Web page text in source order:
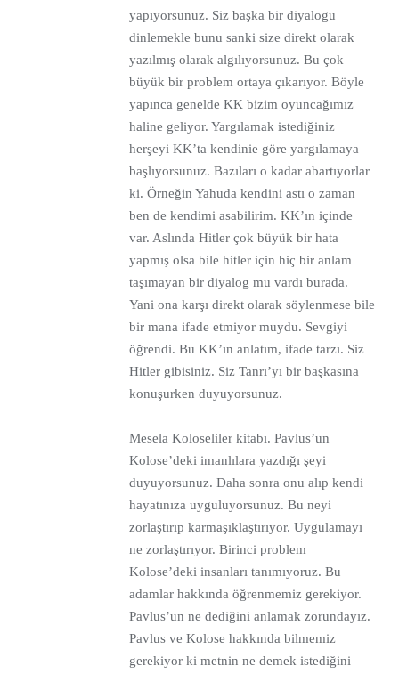
yapıyorsunuz. Siz başka bir diyalogu
dinlemekle bunu sanki size direkt olarak
yazılmış olarak algılıyorsunuz. Bu çok
büyük bir problem ortaya çıkarıyor. Böyle
yapınca genelde KK bizim oyuncağımız
haline geliyor. Yargılamak istediğiniz
herşeyi KK’ta kendinie göre yargılamaya
başlıyorsunuz. Bazıları o kadar abartıyorlar
ki. Örneğin Yahuda kendini astı o zaman
ben de kendimi asabilirim. KK’ın içinde
var. Aslında Hitler çok büyük bir hata
yapmış olsa bile hitler için hiç bir anlam
taşımayan bir diyalog mu vardı burada.
Yani ona karşı direkt olarak söylenmese bile
bir mana ifade etmiyor muydu. Sevgiyi
öğrendi. Bu KK’ın anlatım, ifade tarzı. Siz
Hitler gibisiniz. Siz Tanrı’yı bir başkasına
konuşurken duyuyorsunuz.
Mesela Koloseliler kitabı. Pavlus’un
Kolose’deki imanlılara yazdığı şeyi
duyuyorsunuz. Daha sonra onu alıp kendi
hayatınıza uyguluyorsunuz. Bu neyi
zorlaştırıp karmaşıklaştırıyor. Uygulamayı
ne zorlaştırıyor. Birinci problem
Kolose’deki insanları tanımıyoruz. Bu
adamlar hakkında öğrenmemiz gerekiyor.
Pavlus’un ne dediğini anlamak zorundayız.
Pavlus ve Kolose hakkında bilmemiz
gerekiyor ki metnin ne demek istediğini